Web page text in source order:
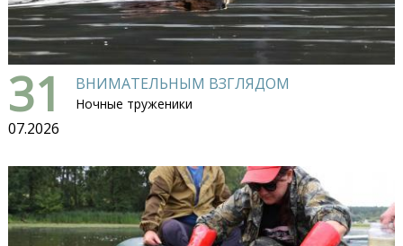
31
07.2026
ВНИМАТЕЛЬНЫМ ВЗГЛЯДОМ
Ночные труженики